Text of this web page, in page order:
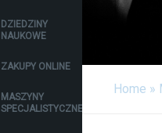
DZIEDZINY
NAUKOWE
ZAKUPY ONLINE
MASZYNY
SPECJALISTYCZNE
Home »